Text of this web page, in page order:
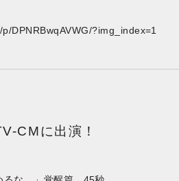
DPNRBwqAVWG/?img_index=1
CMに出演！